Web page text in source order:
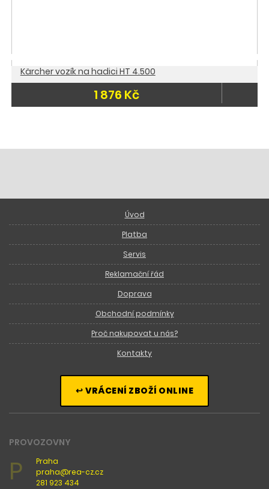
Kärcher vozík na hadici HT 4.500
1 876 Kč
Úvod
Platba
Servis
Reklamační řád
Doprava
Obchodní podmínky
Proč nakupovat u nás?
Kontakty
↩ VRÁCENÍ ZBOŽÍ ONLINE
PROVOZOVNY
P
Praha
praha@rea-cz.cz
281 923 434